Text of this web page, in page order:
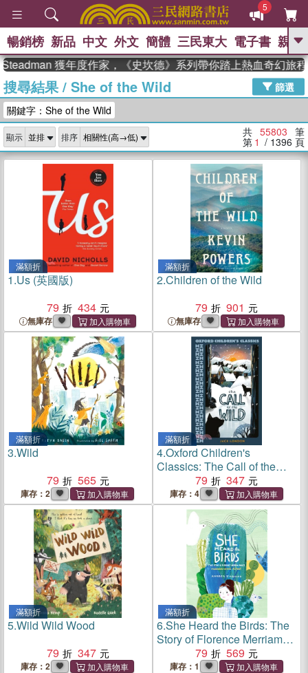
5
GO
熱搜： 東野圭吾 高希均教授回憶錄
、 The Odyssey 、 父親節 、 如果歷
獎 臺灣漫遊錄 、 方念華 、 台灣的李
登輝時代
數學女孩：黎曼猜想 、
偉大的迷走神經
暢銷榜 新品 中文 外文 簡體 三民東大 電子書 親子
獲年度作家，《史坎德》系列帶你踏上熱血奇幻旅程
搜尋結果/ She of the Wild
篩選
關鍵字：She of the Wild
顯示 排序 共 55803 筆
第 1 / 1396 頁
滿額折
1.Us (英國版)
79
434
無庫存
滿額折
2.Children of the Wild
79
901
無庫存
滿額折
3.Wild
79
565
庫存：2
滿額折
4.Oxford Children's
Classics: The Call of the
79 347
庫存：4
滿額折
5.Wild Wild Wood
79
347
庫存：2
滿額折
6.She Heard the Birds: The
Story of Florence Merriam
79 569
庫存：1